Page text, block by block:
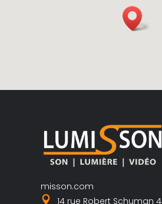
misson.com
14 rue Robert Schuman